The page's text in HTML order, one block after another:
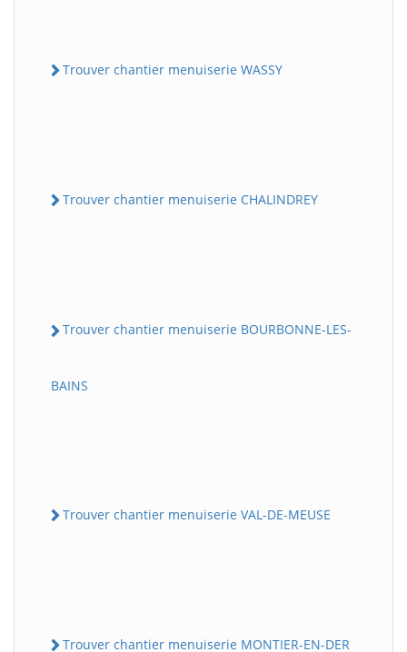
Trouver chantier menuiserie WASSY
Trouver chantier menuiserie CHALINDREY
Trouver chantier menuiserie BOURBONNE-LES-
BAINS
Trouver chantier menuiserie VAL-DE-MEUSE
Trouver chantier menuiserie MONTIER-EN-DER